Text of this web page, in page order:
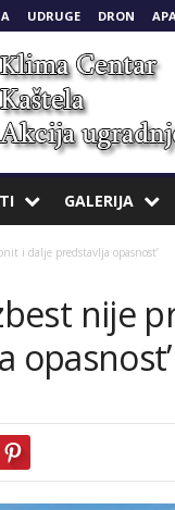
UDRUGE DRON
GALERIJA
i dalje predstavlja opasnost’
nije
opasnost’